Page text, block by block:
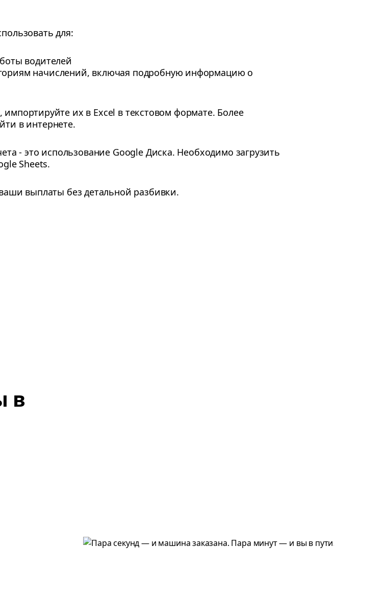
для:
водителей
начислений, включая подробную информацию о
импортируйте их в Excel в текстовом формате. Более
в интернете.
- это использование Google Диска. Необходимо загрузить
Sheets.
выплаты без детальной разбивки.
в